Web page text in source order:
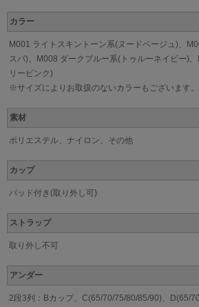
カラー
M001 ライトスキントーン系(ヌードベージュ)、
スパ)、M008 ダークブルー系(トゥルーネイビー)
リーピンク)
※サイズによりお取扱のないカラーもございます。
素材
ポリエステル、ナイロン、その他
カップ
パッド付き(取り外し可)
ストラップ
取り外し不可
アンダー
2段3列：Bカップ、C(65/70/75/80/85/90)、D(65/